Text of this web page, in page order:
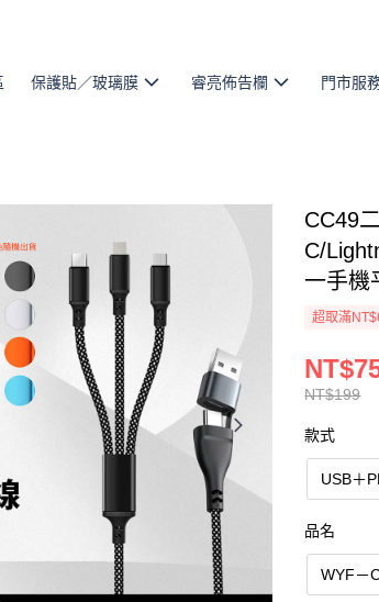
保護貼／玻璃膜 睿亮佈告欄 門市服
CC49
C/
一手機
超取滿
NT$199
款式
USB＋
品名
WYF－